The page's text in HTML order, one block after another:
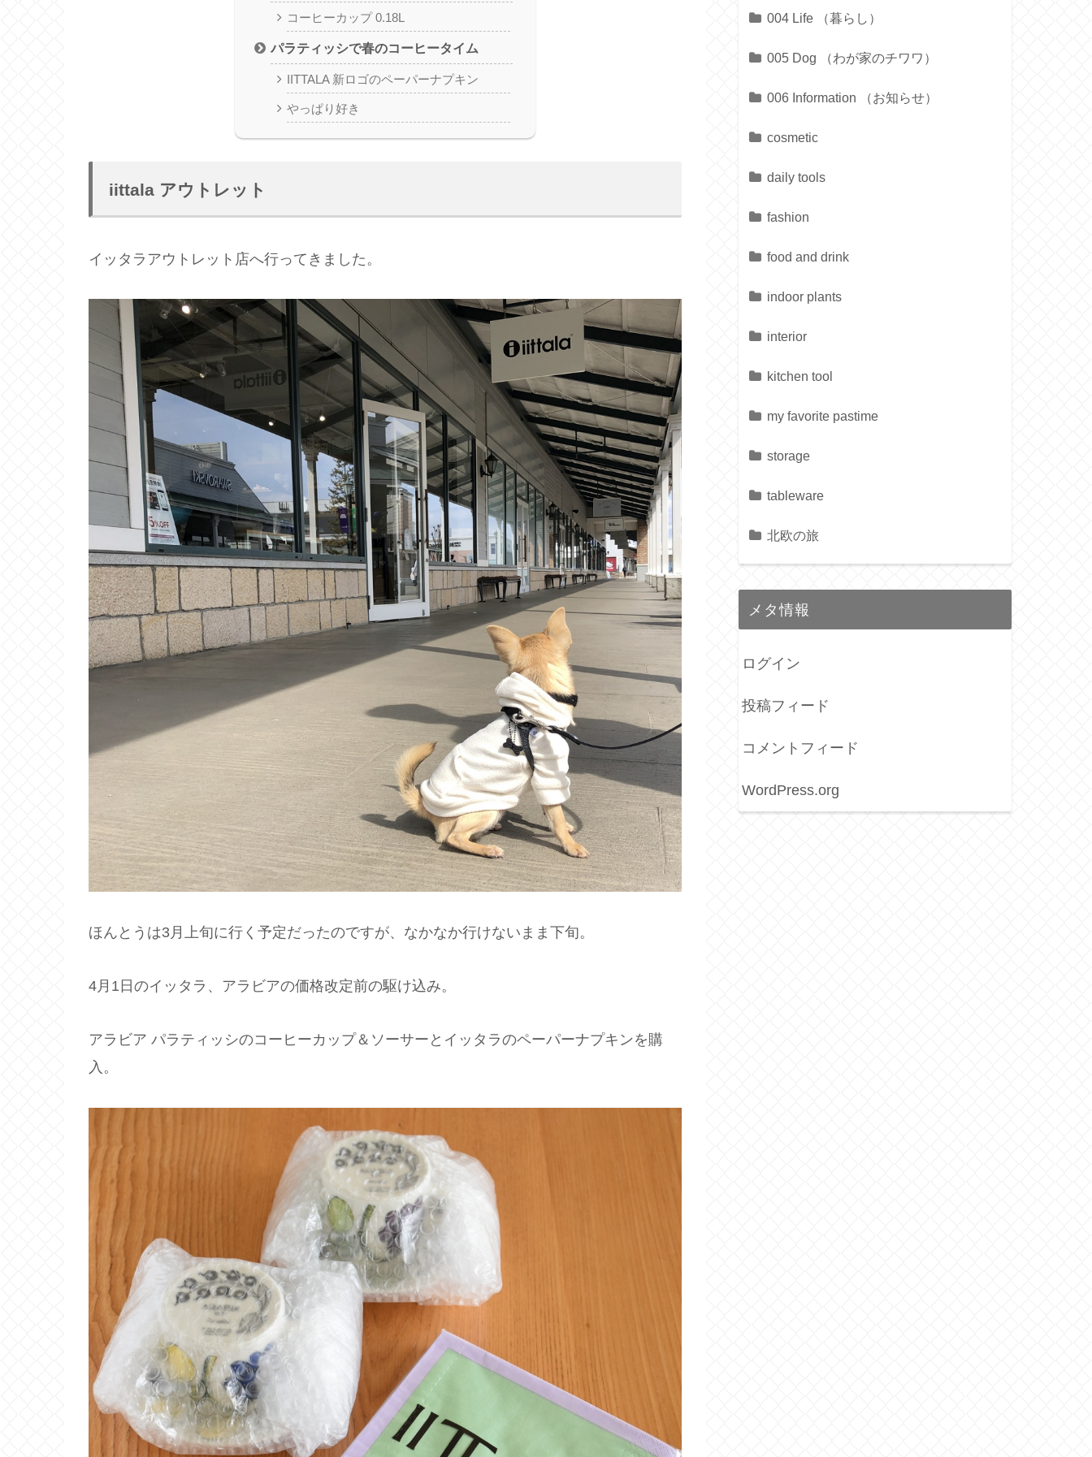
コーヒーカップ 0.18L
パラティッシで春のコーヒータイム
IITTALA 新ロゴのペーパーナプキン
やっぱり好き
iittala アウトレット
イッタラアウトレット店へ行ってきました。
ほんとうは3月上旬に行く予定だったのですが、なかなか行けないまま下旬。
4月1日のイッタラ、アラビアの価格改定前の駆け込み。
アラビア パラティッシのコーヒーカップ＆ソーサーとイッタラのペーパーナプキンを購
入。
004 Life （暮らし）
005 Dog （わが家のチワワ）
006 Information （お知らせ）
cosmetic
daily tools
fashion
food and drink
indoor plants
interior
kitchen tool
my favorite pastime
storage
tableware
北欧の旅
メタ情報
ログイン
投稿フィード
コメントフィード
WordPress.org